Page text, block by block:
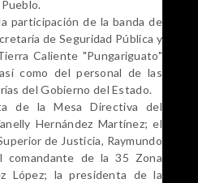
participación de la banda de
de Seguridad Pública y
Caliente "Pungariguato"
como del personal de las
del Gobierno del Estado.
de la Mesa Directiva del
Hernández Martínez; el
de Justicia, Raymundo
comandante de la 35 Zona
López; la presidenta de la